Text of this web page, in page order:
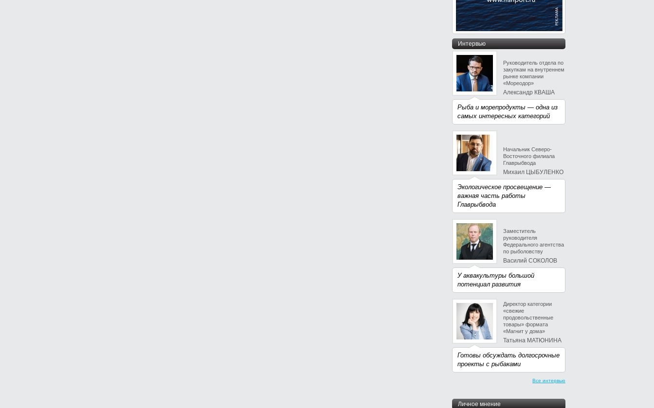
Интервью
Руководитель отдела по
закупкам на внутреннем
рынке компании
«Мореодор»
Александр КВАША
Рыба и морепродукты — одна из
самых интересных категорий
Начальник Северо-
Восточного филиала
Главрыбвода
Михаил ЦЫБУЛЕНКО
Экологическое просвещение —
важная часть работы
Главрыбвода
Заместитель
руководителя
Федерального агентства
по рыболовству
Василий СОКОЛОВ
У аквакультуры большой
потенциал развития
Директор категории
«свежие
продовольственные
товары» формата
«Магнит у дома»
Татьяна МАТЮНИНА
Готовы обсуждать долгосрочные
проекты с рыбаками
Все интервью
Личное мнение